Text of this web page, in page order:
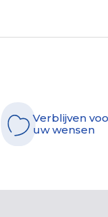
Verblijven
uw wensen